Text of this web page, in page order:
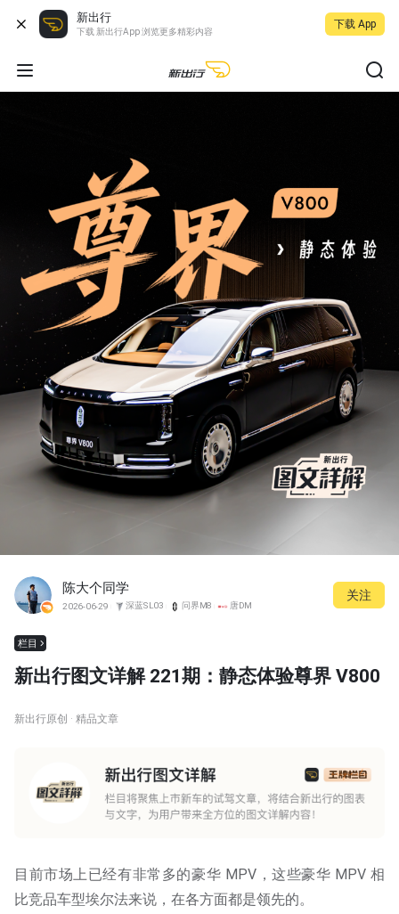
新出行
下载 新出行App 浏览更多精彩内容
下载 App
陈大个同学
2026-06-29 深蓝SL03 问界M8 唐DM
关注
栏目
新出行图文详解 221期：静态体验尊界 V800
新出行原创 · 精品文章
目前市场上已经有非常多的豪华 MPV，这些豪华 MPV 相
比竞品车型埃尔法来说，在各方面都是领先的。